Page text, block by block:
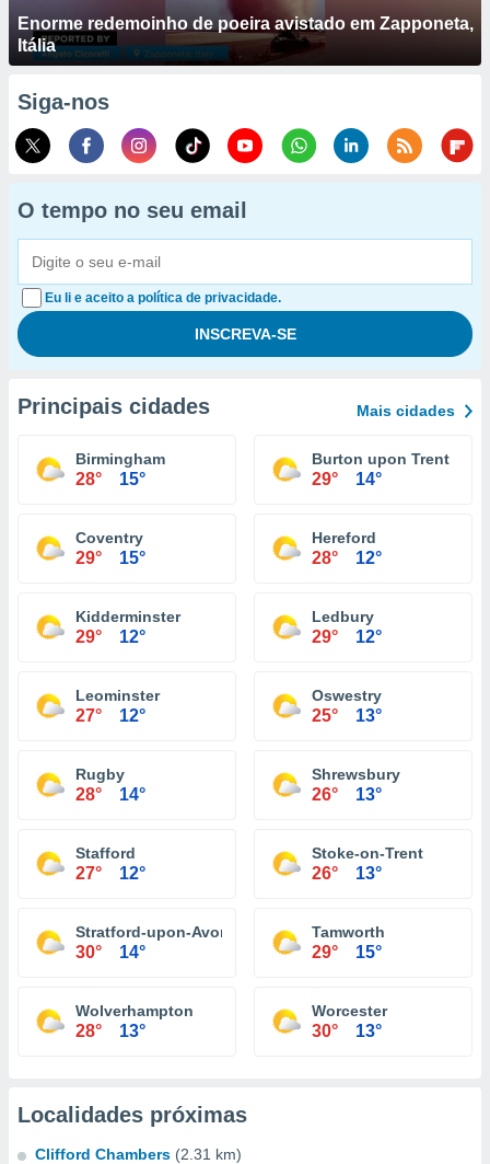
Enorme redemoinho de poeira avistado em Zapponeta,
Itália
Siga-nos
O tempo no seu email
Eu li e aceito a política de privacidade.
Principais cidades Mais cidades
Birmingham
28° 15°
Burton upon Trent
29° 14°
Coventry
29° 15°
Hereford
28° 12°
Kidderminster
29° 12°
Ledbury
29° 12°
Leominster
27° 12°
Oswestry
25° 13°
Rugby
28° 14°
Shrewsbury
26° 13°
Stafford
27° 12°
Stoke-on-Trent
26° 13°
Stratford-upon-Avon
30° 14°
Tamworth
29° 15°
Wolverhampton
28° 13°
Worcester
30° 13°
Localidades próximas
Clifford Chambers (2.31 km)